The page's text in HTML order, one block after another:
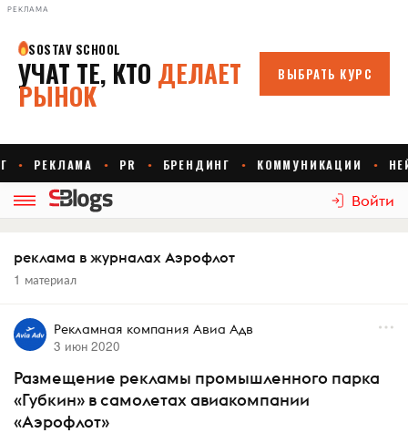
РЕКЛАМА
Войти
реклама в журналах Аэрофлот
1 материал
Рекламная компания Авиа Адв
3 июн 2020
Размещение рекламы промышленного парка
«Губкин» в самолетах авиакомпании
«Аэрофлот»